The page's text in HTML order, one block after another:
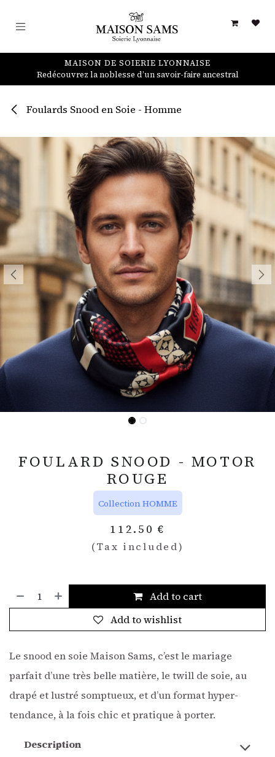
MAISON DE SOIERIE LYONNAISE
Redécouvrez la noblesse d’un savoir-faire ancestral
Foulards Snood en Soie - Homme
FOULARD SNOOD - MOTOR
ROUGE
Collection HOMME
112.50 €
(Tax included)
Add to cart
Add to wishlist
Le snood en soie Maison Sams, c’est le mariage
parfait d’une très belle matière, le twill de soie, au
drapé et lustré somptueux, et d’un format hyper-
tendance, à la fois chic et pratique à porter.
Description